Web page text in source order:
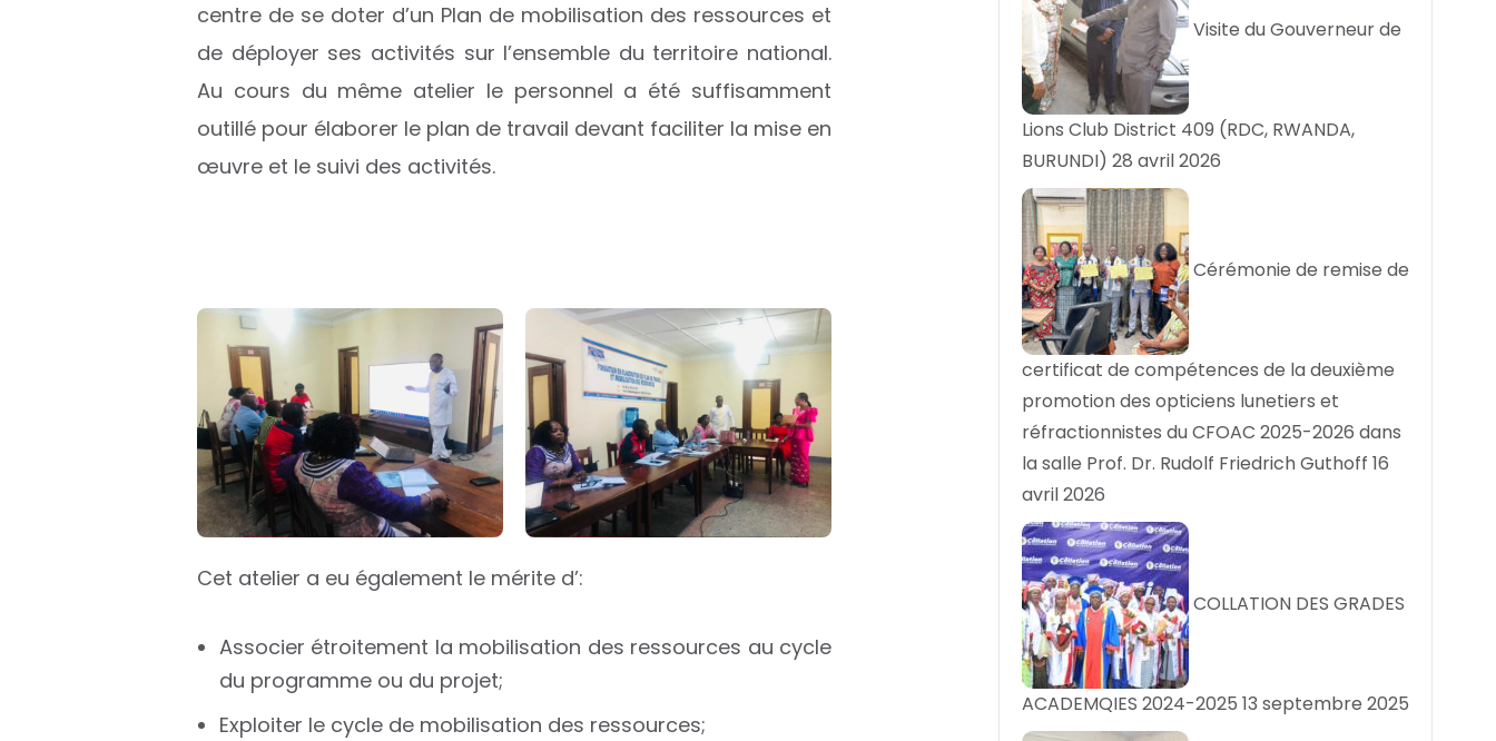
centre de se doter d’un Plan de mobilisation des ressources et
de déployer ses activités sur l’ensemble du territoire national.
Au cours du même atelier le personnel a été suffisamment
outillé pour élaborer le plan de travail devant faciliter la mise en
œuvre et le suivi des activités.
Cet atelier a eu également le mérite d’:
Associer étroitement la mobilisation des ressources au cycle
du programme ou du projet;
Exploiter le cycle de mobilisation des ressources;
Visite du Gouverneur de
Lions Club District 409 (RDC, RWANDA,
BURUNDI) 28 avril 2026
Cérémonie de remise de
certificat de compétences de la deuxième
promotion des opticiens lunetiers et
réfractionnistes du CFOAC 2025-2026 dans
la salle Prof. Dr. Rudolf Friedrich Guthoff 16
avril 2026
COLLATION DES GRADES
ACADEMQIES 2024-2025 13 septembre 2025